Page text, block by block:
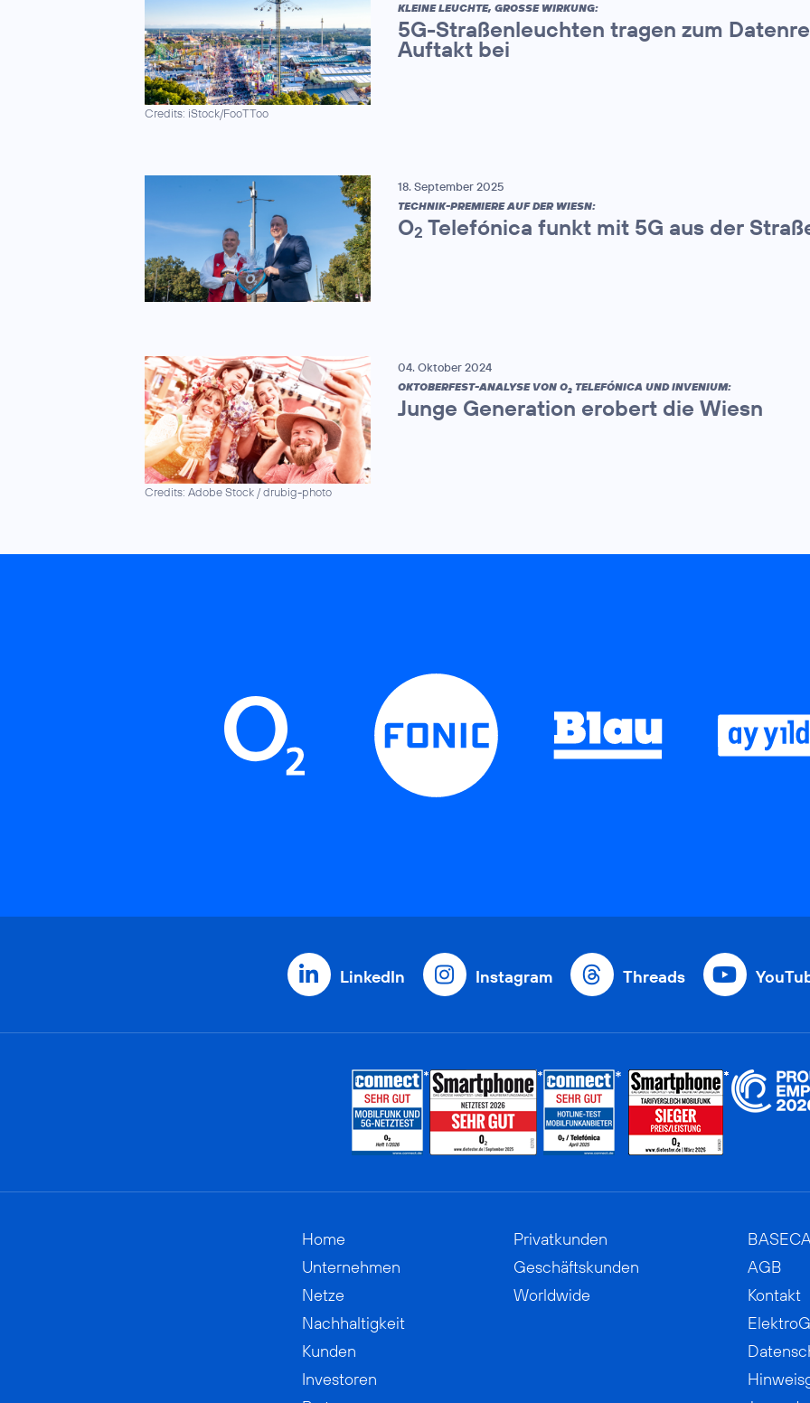
Credits: iStock/FooTToo
KLEINE LEUCHTE, GROSSE WIRKUNG:
5G-Straßenleuchten tragen zum
Auftakt bei
18. September 2025
TECHNIK-PREMIERE AUF DER WIESN:
O2 Telefónica funkt mit 5G aus der
Credits: Adobe Stock / drubig-photo
04. Oktober 2024
OKTOBERFEST-ANALYSE VON O2 TELEFÓNICA UND INVENIUM:
Junge Generation erobert die Wiesn
LinkedIn Instagram Threads
Home
Unternehmen
Netze
Nachhaltigkeit
Kunden
Investoren
Privatkunden
Geschäftskunden
Worldwide
AGB
Kontakt